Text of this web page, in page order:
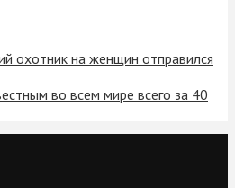
охотник на женщин отправился
во всем мире всего за 40